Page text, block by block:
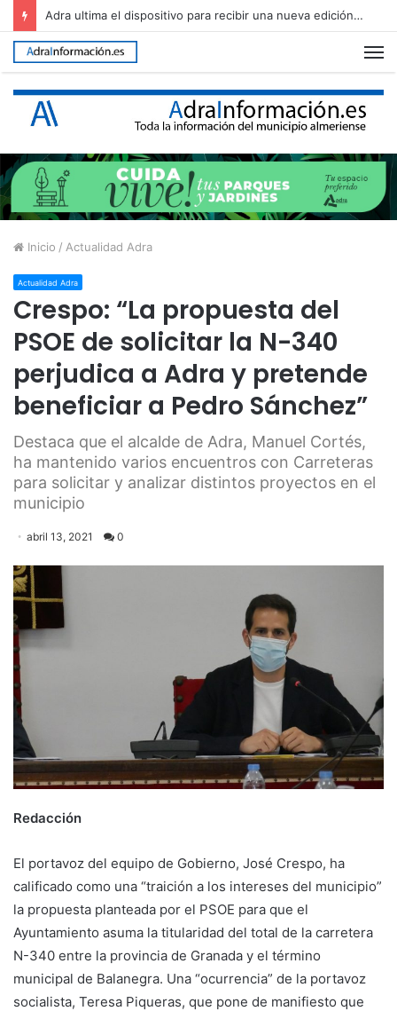
Adra regula el uso del Cerro de Montecristo para garantizar su conservación
Inicio / Actualidad Adra
Actualidad Adra
Crespo: “La propuesta del
PSOE de solicitar la N-340
perjudica a Adra y pretende
beneficiar a Pedro Sánchez”
Destaca que el alcalde de Adra, Manuel Cortés,
ha mantenido varios encuentros con Carreteras
para solicitar y analizar distintos proyectos en el
municipio
abril 13, 2021 0
Redacción
El portavoz del equipo de Gobierno, José Crespo, ha
calificado como una “traición a los intereses del municipio”
la propuesta planteada por el PSOE para que el
Ayuntamiento asuma la titularidad del total de la carretera
N-340 entre la provincia de Granada y el término
municipal de Balanegra. Una “ocurrencia” de la portavoz
socialista, Teresa Piqueras, que pone de manifiesto que